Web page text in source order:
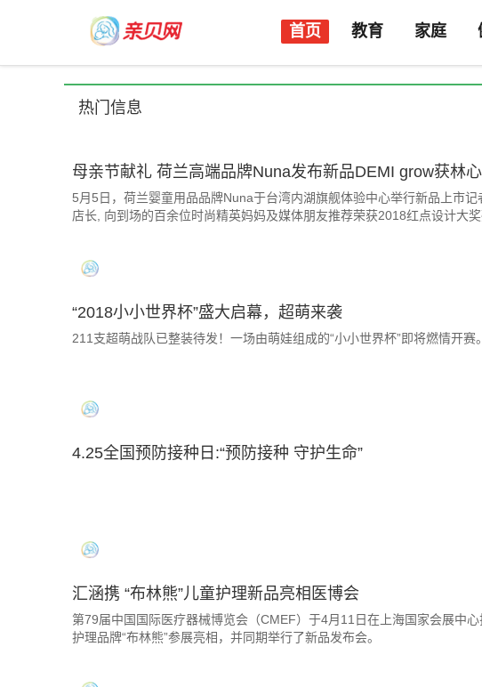
首页 教育 家庭
热门信息
母亲节献礼 荷兰高端品牌Nuna发布新品DEMI grow获林
5月5日，荷兰婴童用品品牌Nuna于台湾内湖旗舰体验中心举行新品上市
店长, 向到场的百余位时尚精英妈妈及媒体朋友推荐荣获2018红点设计大
“2018小小世界杯”盛大启幕，超萌来袭
211支超萌战队已整装待发！一场由萌娃组成的“小小世界杯”即将燃情开赛。
4.25全国预防接种日:“预防接种 守护生命”
汇涵携 “布林熊”儿童护理新品亮相医博会
第79届中国国际医疗器械博览会（CMEF）于4月11日在上海国家会展中
护理品牌“布林熊”参展亮相，并同期举行了新品发布会。